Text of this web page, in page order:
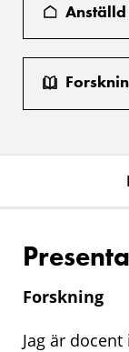
Forskning
Jag är